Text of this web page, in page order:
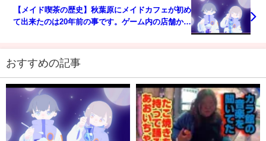
【メイド喫茶の歴史】秋葉原にメイドカフェが初め
て出来たのは20年前の事です。ゲーム内の店舗から
おすすめの記事